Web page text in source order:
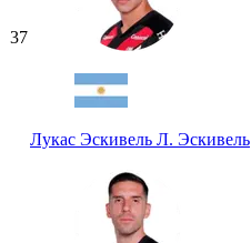
37
Лукас Эскивель Л. Эскивель